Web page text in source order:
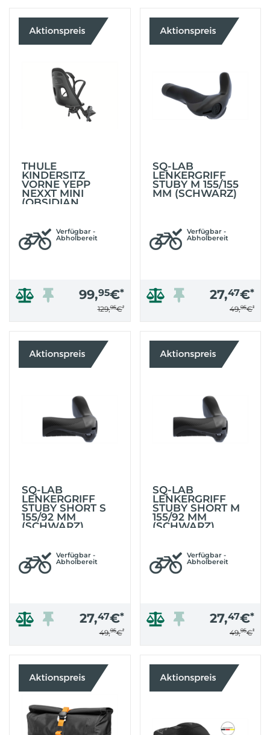
THULE
KINDERSITZ
VORNE YEPP
NEXXT MINI
(OBSIDIAN
Verfügbar -
Abholbereit
99,95€*
129,95€*
SQ-LAB
LENKERGRIFF
STUBY M 155/155
MM (SCHWARZ)
Verfügbar -
Abholbereit
27,47€*
49,95€*
SQ-LAB
LENKERGRIFF
STUBY SHORT S
155/92 MM
(SCHWARZ)
Verfügbar -
Abholbereit
27,47€*
49,95€*
SQ-LAB
LENKERGRIFF
STUBY SHORT M
155/92 MM
(SCHWARZ)
Verfügbar -
Abholbereit
27,47€*
49,95€*